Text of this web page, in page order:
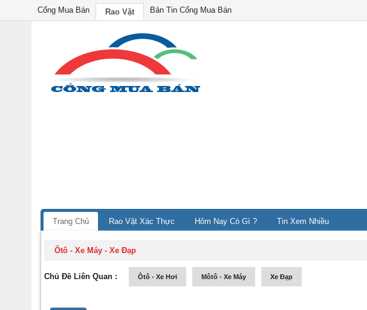
Cổng Mua Bán Rao Vặt Bản Tin Cổng Mua Bán
Trang Chủ Rao Vặt Xác Thực Hôm Nay Có Gì ? Tin Xem Nhiều
Ôtô - Xe Máy - Xe Đạp
Chủ Đề Liên Quan : Ôtô - Xe Hơi Môtô - Xe Máy Xe Đạp